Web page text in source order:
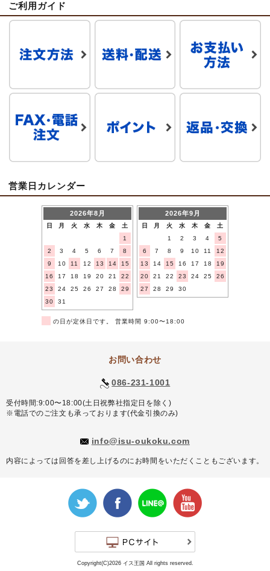
ご利用ガイド
営業日カレンダー
2026年8月
日 月 火 水 木 金
土
1
2
3 4 5 6 7
8
9
10 11 12 13 14
15
16
17 18 19 20 21
22
23
24 25 26 27 28
29
30
31
2026年9月
日 月 火 水 木 金
土
1
2 3 4
5
6
7 8 9 10 11
12
13
14 15 16 17 18
19
20
21 22 23 24 25
26
27
28 29 30
の日が定休日です。 営業時間 9:00〜18:00
お問い合わせ
086-231-1001
受付時間:9:00〜18:00(土日祝弊社指定日を除く)
※電話でのご注文も承っております(代金引換のみ)
info@isu-oukoku.com
内容によっては回答を差し上げるのにお時間をいただくこともございます。
Copyright(C)2026 イス王国 All rights reserved.